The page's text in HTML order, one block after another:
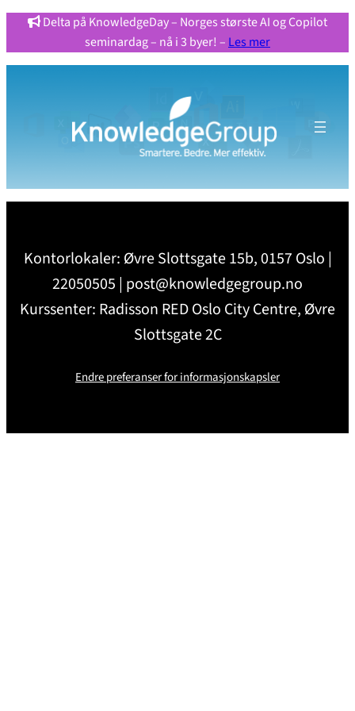
Delta på KnowledgeDay – Norges største AI og Copilot
seminardag – nå i 3 byer! – Les mer
Kontorlokaler: Øvre Slottsgate 15b, 0157 Oslo |
22050505 | post@knowledgegroup.no
Kurssenter: Radisson RED Oslo City Centre, Øvre
Slottsgate 2C
Endre preferanser for informasjonskapsler